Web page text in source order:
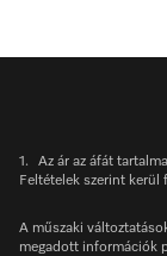
1.
Az ár az áfát
Feltételek szerint kerül
A műszaki
megadott információk